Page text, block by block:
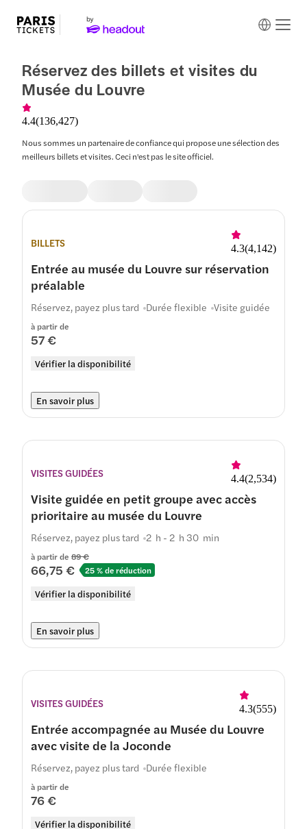
Réservez des billets et visites du
Musée du Louvre
4.4(136,427)
Nous sommes un partenaire de confiance qui propose une sélection des
meilleurs billets et visites. Ceci n'est pas le site officiel.
BILLETS 4.3(4,142)
Entrée au musée du Louvre sur réservation
préalable
à partir de
57 €
Vérifier la disponibilité
Réservez, payez plus tard Durée flexible Visite guidée
En savoir plus
VISITES GUIDÉES 4.4(2,534)
Visite guidée en petit groupe avec accès
prioritaire au musée du Louvre
à partir de 89 €
66,75 € 25 % de réduction
Vérifier la disponibilité
Réservez, payez plus tard 2 h - 2 h 30 min
En savoir plus
VISITES GUIDÉES 4.3(555)
Entrée accompagnée au Musée du Louvre
avec visite de la Joconde
à partir de
76 €
Vérifier la disponibilité
Réservez, payez plus tard Durée flexible